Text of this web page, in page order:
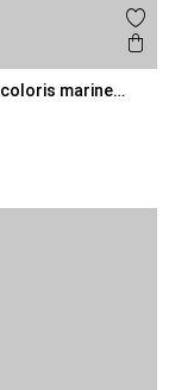
marine